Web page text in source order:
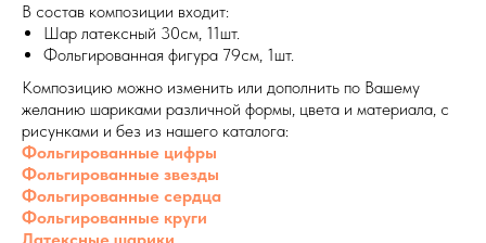
В состав композиции входит:
Шар латексный 30см, 11шт.
Фольгированная фигура 79см, 1шт.
Композицию можно изменить или дополнить по Вашему
желанию шариками различной формы, цвета и материала, с
рисунками и без из нашего каталога:
Фольгированные цифры
Фольгированные звезды
Фольгированные сердца
Фольгированные круги